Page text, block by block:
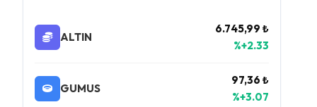
ALTIN
6.745,99 ₺
%+2.33
GUMUS
97,36 ₺
%+3.07